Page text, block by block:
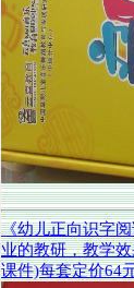
《幼儿正向识字
业的教研，教学
课件)每套定价64